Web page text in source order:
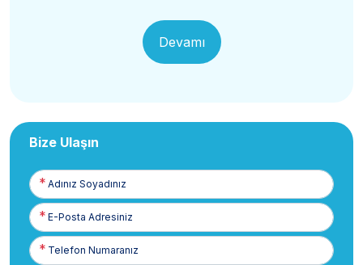
Devamı
Bize Ulaşın
Adınız
Soyadınız
E-
Posta
Telefon
Numaranız